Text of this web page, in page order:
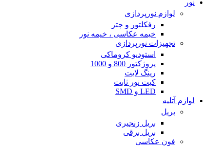
نور
لوازم نورپردازی
رفکلتور و چتر
خیمه عکاسی ، خیمه نور
تجهیزات نورپردازی
استودیو کروماکی
پروژکتور 800 و 1000
رینگ لایت
کیت نور ثابت
LED و SMD
لوازم آتلیه
بریل
بریل زنجیری
بریل برقی
فون عکاسی